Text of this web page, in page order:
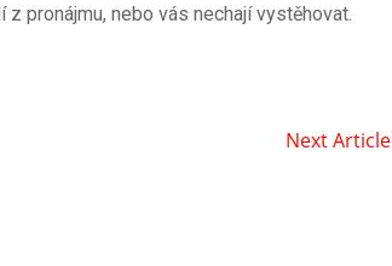
pronájmu, nebo vás nechají vystěhovat.
Next Article